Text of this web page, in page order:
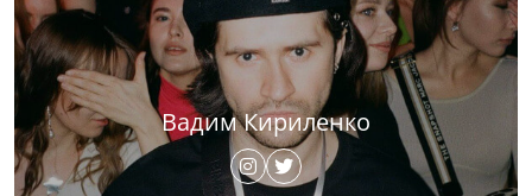
Вадим Кириленко